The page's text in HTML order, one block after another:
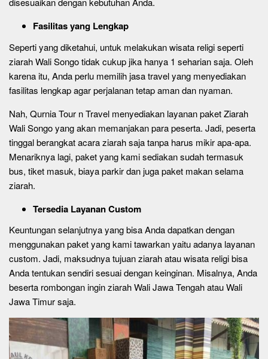
Fasilitas yang Lengkap
Seperti yang diketahui, untuk melakukan wisata religi seperti
ziarah Wali Songo tidak cukup jika hanya 1 seharian saja. Oleh
karena itu, Anda perlu memilih jasa travel yang menyediakan
fasilitas lengkap agar perjalanan tetap aman dan nyaman.
Nah, Qurnia Tour n Travel menyediakan layanan paket Ziarah
Wali Songo yang akan memanjakan para peserta. Jadi, peserta
tinggal berangkat acara ziarah saja tanpa harus mikir apa-apa.
Menariknya lagi, paket yang kami sediakan sudah termasuk
bus, tiket masuk, biaya parkir dan juga paket makan selama
ziarah.
Tersedia Layanan Custom
Keuntungan selanjutnya yang bisa Anda dapatkan dengan
menggunakan paket yang kami tawarkan yaitu adanya layanan
custom. Jadi, maksudnya tujuan ziarah atau wisata religi bisa
Anda tentukan sendiri sesuai dengan keinginan. Misalnya, Anda
beserta rombongan ingin ziarah Wali Jawa Tengah atau Wali
Jawa Timur saja.